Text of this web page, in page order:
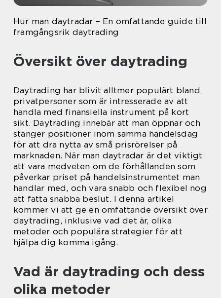
Hur man daytradar – En omfattande guide till
framgångsrik daytrading
Översikt över daytrading
Daytrading har blivit alltmer populärt bland
privatpersoner som är intresserade av att
handla med finansiella instrument på kort
sikt. Daytrading innebär att man öppnar och
stänger positioner inom samma handelsdag
för att dra nytta av små prisrörelser på
marknaden. När man daytradar är det viktigt
att vara medveten om de förhållanden som
påverkar priset på handelsinstrumentet man
handlar med, och vara snabb och flexibel nog
att fatta snabba beslut. I denna artikel
kommer vi att ge en omfattande översikt över
daytrading, inklusive vad det är, olika
metoder och populära strategier för att
hjälpa dig komma igång.
Vad är daytrading och dess
olika metoder